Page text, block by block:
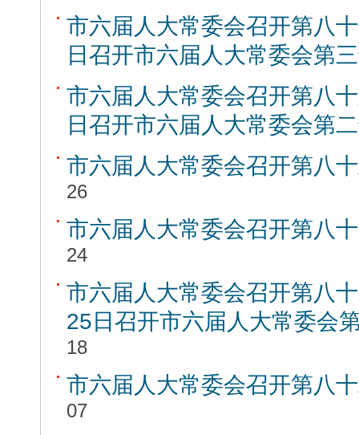
市六届人大常委会召开第八
日召开市六届人大常委会第
市六届人大常委会召开第八
日召开市六届人大常委会第
市六届人大常委会召开第八
26
市六届人大常委会召开第八
24
市六届人大常委会召开第八
25日召开市六届人大常委会
18
市六届人大常委会召开第八
07